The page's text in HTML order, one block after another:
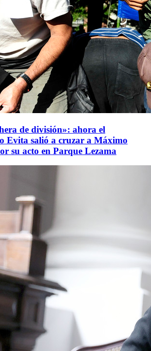
de división»: ahora el
Evita salió a cruzar a Máximo
su acto en Parque Lezama